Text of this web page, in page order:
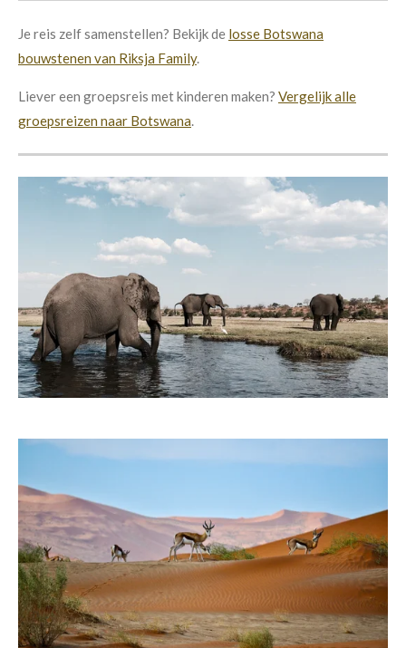
Je reis zelf samenstellen? Bekijk de losse Botswana
bouwstenen van Riksja Family.
Liever een groepsreis met kinderen maken? Vergelijk alle
groepsreizen naar Botswana.